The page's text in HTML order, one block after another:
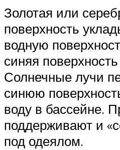
Золотая или
поверхность
водную
синяя
Солнечные лучи
синюю
воду в бассейне.
поддерживают и
под одеялом.